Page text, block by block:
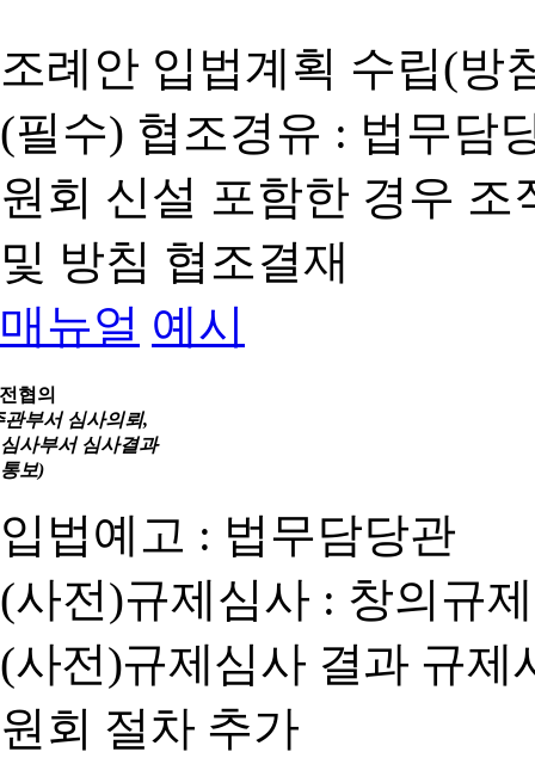
조례안 입법계획 수립(방
(필수) 협조경유 : 법무담
원회 신설 포함한 경우
및 방침 협조결재
매뉴얼 예시
협의
관부서 심사의뢰,
심사부서 심사결과
통보)
입법예고 : 법무담당관
(사전)규제심사 : 창의규
(사전)규제심사 결과 규
원회 절차 추가